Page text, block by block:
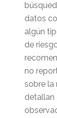
datos
algún
de
no
sobre la
detallan